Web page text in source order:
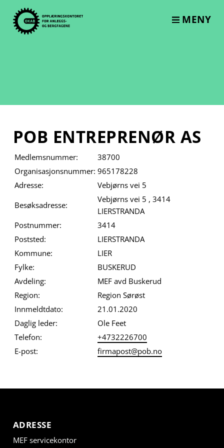
content
MENY
POB ENTREPRENØR AS
Medlemsnummer:
38700
Organisasjonsnummer: 965178228
Adresse:
Vebjørns vei 5
Besøksadresse:
Vebjørns vei 5 , 3414
LIERSTRANDA
Postnummer:
3414
Poststed:
LIERSTRANDA
Kommune:
LIER
Fylke:
BUSKERUD
Avdeling:
MEF avd Buskerud
Region:
Region Sørøst
Innmeldtdato:
21.01.2020
Daglig leder:
Ole Feet
Telefon:
+4732226700
E-post:
firmapost@pob.no
ADRESSE
MEF servicekontor